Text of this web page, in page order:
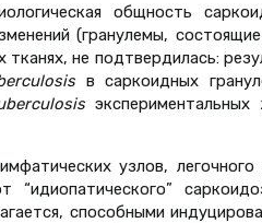
общность
(гранулемы,
не подтвердилась:
в саркоидных
узлов,
способными